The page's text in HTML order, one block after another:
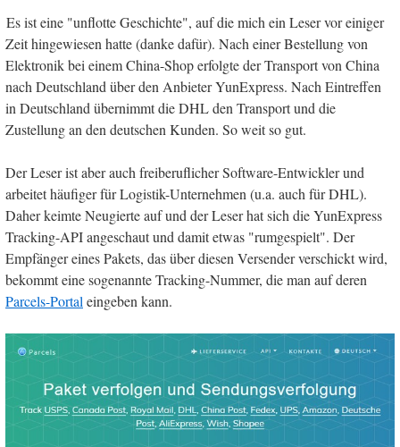
Es ist eine "unflotte Geschichte", auf die mich ein Leser vor einiger
Zeit hingewiesen hatte (danke dafür). Nach einer Bestellung von
Elektronik bei einem China-Shop erfolgte der Transport von China
nach Deutschland über den Anbieter YunExpress. Nach Eintreffen
in Deutschland übernimmt die DHL den Transport und die
Zustellung an den deutschen Kunden. So weit so gut.
Der Leser ist aber auch freiberuflicher Software-Entwickler und
arbeitet häufiger für Logistik-Unternehmen (u.a. auch für DHL).
Daher keimte Neugierte auf und der Leser hat sich die YunExpress
Tracking-API angeschaut und damit etwas "rumgespielt". Der
Empfänger eines Pakets, das über diesen Versender verschickt wird,
bekommt eine sogenannte Tracking-Nummer, die man auf deren
Parcels-Portaleingeben kann.